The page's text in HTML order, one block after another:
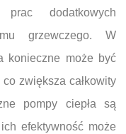
dodatkowych
grzewczego. W
konieczne może być
zwiększa całkowity
pompy ciepła są
efektywność może